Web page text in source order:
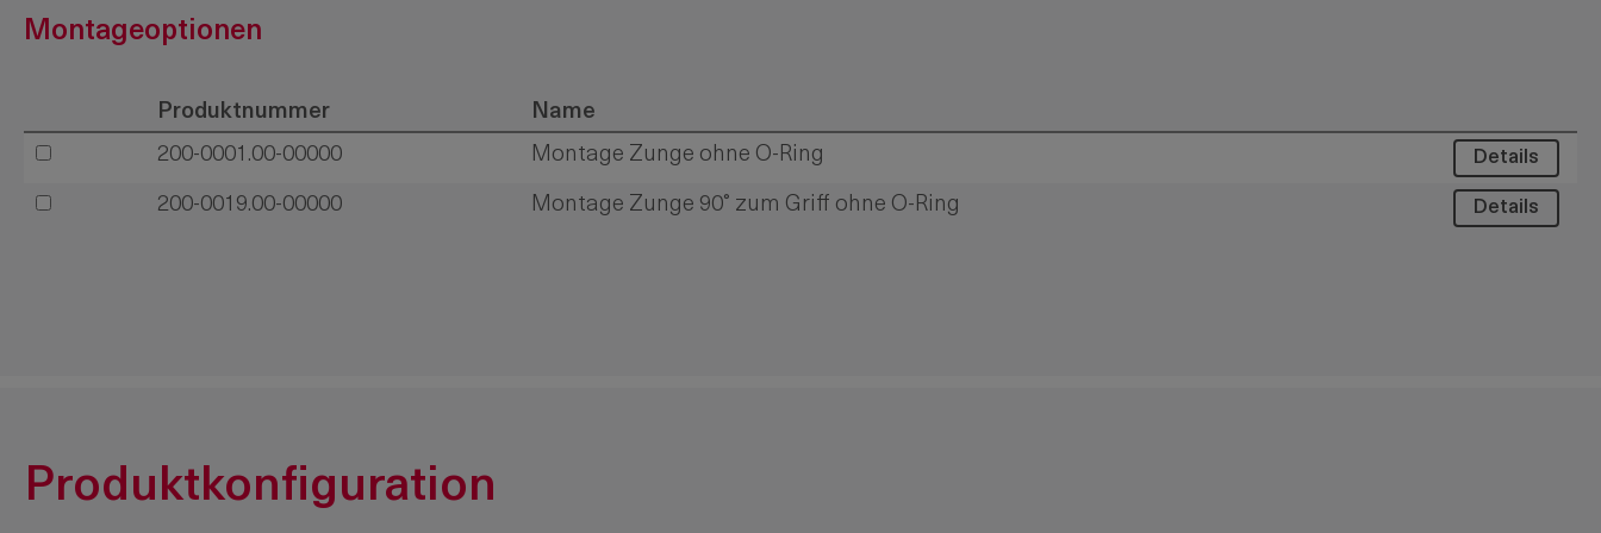
Montageoptionen
Produktnummer
Name
200-0001.00-00000
Montage Zunge ohne O-Ring Details
200-0019.00-00000 Montage Zunge 90° zum Griff ohne O-Ring Details
Produktkonfiguration